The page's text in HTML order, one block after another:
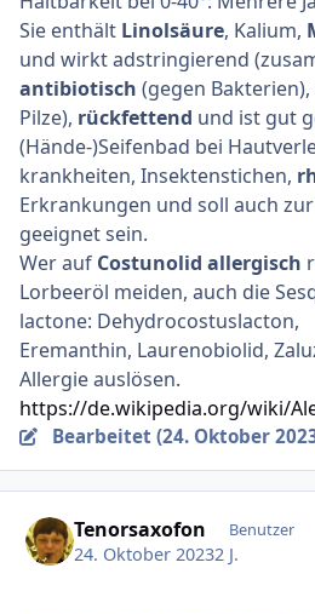
Sie enthält Linolsäure, Kalium,
und wirkt adstringierend
antibiotisch (gegen Bakterien),
Pilze), rückfettend und ist gut
(Hände-)Seifenbad bei
krankheiten, Insektenstichen,
Erkrankungen und soll auch zur
geeignet sein.
Wer auf Costunolid allergisch
Lorbeeröl meiden, auch die
lactone: Dehydrocostuslacton,
Eremanthin, Laurenobiolid,
Allergie auslösen.
https://de.wikipedia.org/wiki/
Bearbeitet (24. Oktober
Tenorsaxofon Benutzer
24. Oktober 20232 J.